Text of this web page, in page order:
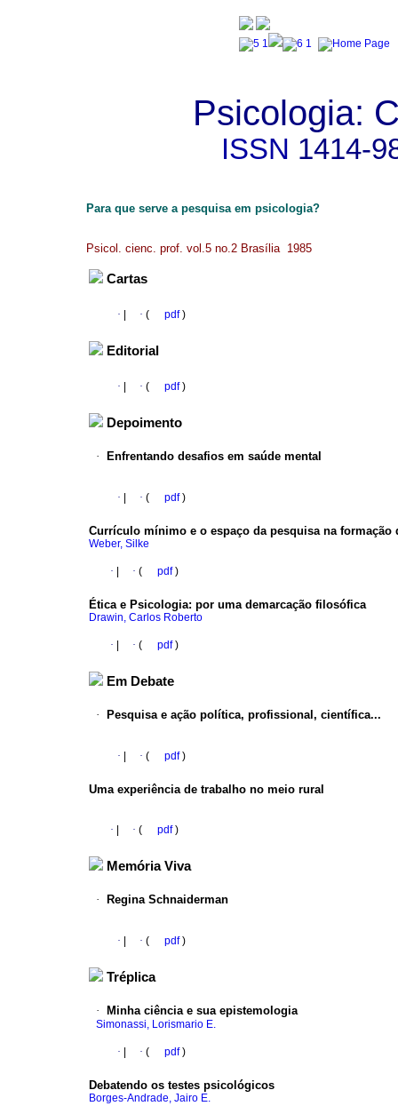
Psicologia:
ISSN 1414-
Para que serve a pesquisa em psicologia?
Psicol. cienc. prof. vol.5 no.2 Brasília 1985
Cartas
· · ( pdf)
Editorial
· · ( pdf)
Depoimento
· Enfrentando desafios em saúde mental
· · ( pdf)
Currículo mínimo e o espaço da pesquisa na formação
Weber, Silke
· · ( pdf)
Ética e Psicologia: por uma demarcação filosófica
Drawin, Carlos Roberto
· · ( pdf)
Em Debate
· Pesquisa e ação política, profissional, científica...
· · ( pdf)
Uma experiência de trabalho no meio rural
· · ( pdf)
Memória Viva
· Regina Schnaiderman
· · ( pdf)
Tréplica
· Minha ciência e sua epistemologia
Simonassi, Lorismario E.
· · ( pdf)
Debatendo os testes psicológicos
Borges-Andrade, Jairo E.